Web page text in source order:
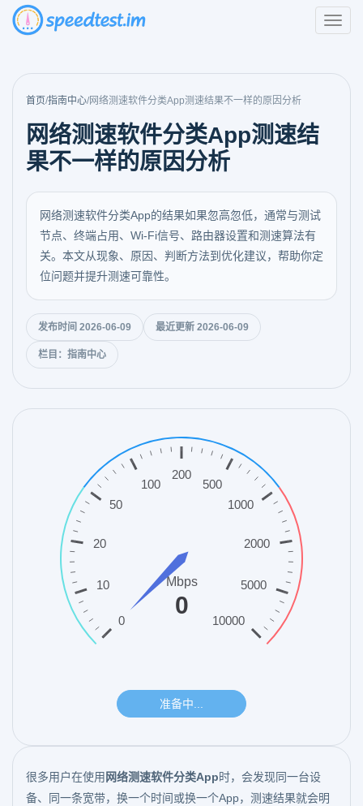
首页/指南中心/网络测速软件分类App测速结果不一样的原因分析
网络测速软件分类App测速结
果不一样的原因分析
网络测速软件分类App的结果如果忽高忽低，通常与测试
节点、终端占用、Wi-Fi信号、路由器设置和测速算法有
关。本文从现象、原因、判断方法到优化建议，帮助你定
位问题并提升测速可靠性。
发布时间 2026-06-09 最近更新 2026-06-09
栏目：指南中心
很多用户在使用 网络测速软件分类App时，会发现同一台设
备、同一条宽带，换一个时间或换一个App，测速结果就会明